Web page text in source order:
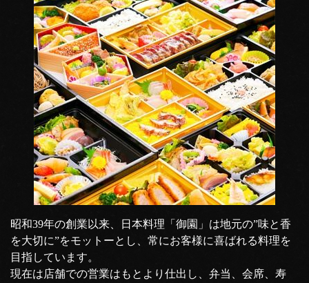
昭和39年の創業以来、日本料理「御園」は地元の”味と香
を大切に”をモットーとし、常にお客様に喜ばれる料理を
目指しています。
現在は店舗での営業はもとより仕出し、弁当、会席、寿